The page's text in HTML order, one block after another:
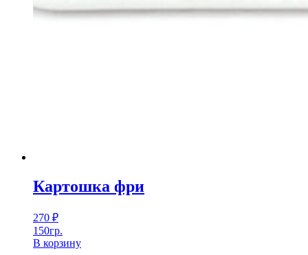
Картошка фри
270 ₽
150гр.
В корзину